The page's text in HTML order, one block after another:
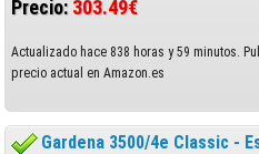
Precio: 303.49€
Actualizado hace 838 horas y 59 minutos.
precio actual en Amazon.es
Gardena 3500/4e Classic -